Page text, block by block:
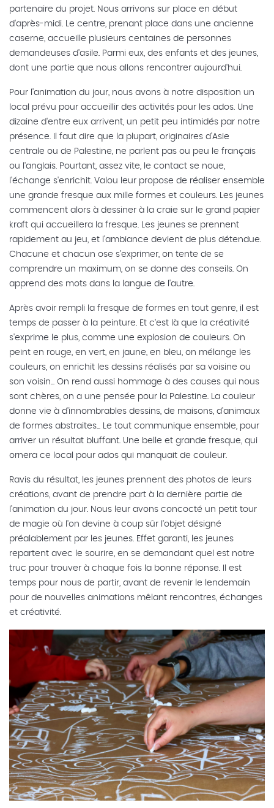
partenaire du projet. Nous arrivons sur place en début
d'après-midi. Le centre, prenant place dans une ancienne
caserne, accueille plusieurs centaines de personnes
demandeuses d'asile. Parmi eux, des enfants et des jeunes,
dont une partie que nous allons rencontrer aujourd'hui.
Pour l'animation du jour, nous avons à notre disposition un
local prévu pour accueillir des activités pour les ados. Une
dizaine d'entre eux arrivent, un petit peu intimidés par notre
présence. Il faut dire que la plupart, originaires d'Asie
centrale ou de Palestine, ne parlent pas ou peu le français
ou l'anglais. Pourtant, assez vite, le contact se noue,
l'échange s'enrichit. Valou leur propose de réaliser ensemble
une grande fresque aux mille formes et couleurs. Les jeunes
commencent alors à dessiner à la craie sur le grand papier
kraft qui accueillera la fresque. Les jeunes se prennent
rapidement au jeu, et l'ambiance devient de plus détendue.
Chacune et chacun ose s'exprimer, on tente de se
comprendre un maximum, on se donne des conseils. On
apprend des mots dans la langue de l'autre.
Après avoir rempli la fresque de formes en tout genre, il est
temps de passer à la peinture. Et c'est là que la créativité
s'exprime le plus, comme une explosion de couleurs. On
peint en rouge, en vert, en jaune, en bleu, on mélange les
couleurs, on enrichit les dessins réalisés par sa voisine ou
son voisin... On rend aussi hommage à des causes qui nous
sont chères, on a une pensée pour la Palestine. La couleur
donne vie à d'innombrables dessins, de maisons, d'animaux
de formes abstraites... Le tout communique ensemble, pour
arriver un résultat bluffant. Une belle et grande fresque, qui
ornera ce local pour ados qui manquait de couleur.
Ravis du résultat, les jeunes prennent des photos de leurs
créations, avant de prendre part à la dernière partie de
l'animation du jour. Nous leur avons concocté un petit tour
de magie où l'on devine à coup sûr l'objet désigné
préalablement par les jeunes. Effet garanti, les jeunes
repartent avec le sourire, en se demandant quel est notre
truc pour trouver à chaque fois la bonne réponse. Il est
temps pour nous de partir, avant de revenir le lendemain
pour de nouvelles animations mêlant rencontres, échanges
et créativité.